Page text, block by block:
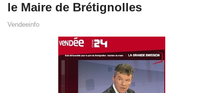
le Maire de Brétignolles
Vendeeinfo